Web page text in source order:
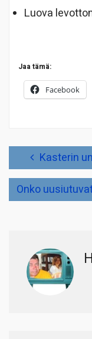
Luova
Jaa tämä:
Facebook
ArtikkelienKasterin
Onko